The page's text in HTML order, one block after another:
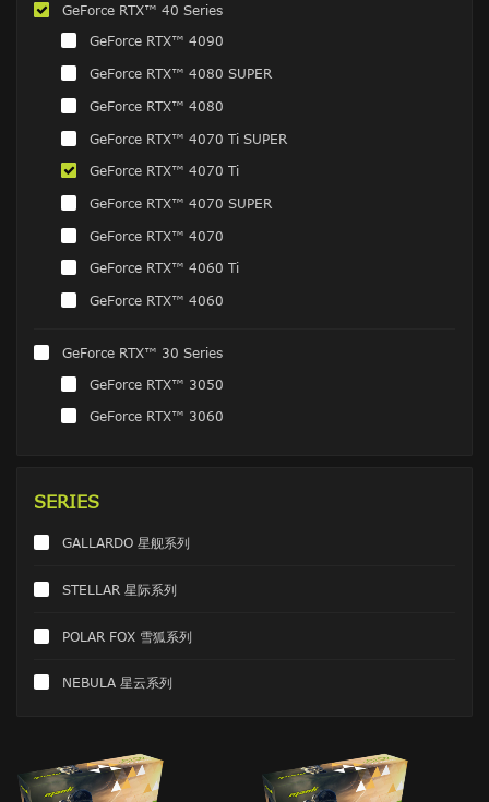
GeForce RTX™ 40 Series
GeForce RTX™ 4090
GeForce RTX™ 4080 SUPER
GeForce RTX™ 4080
GeForce RTX™ 4070 Ti SUPER
GeForce RTX™ 4070 Ti
GeForce RTX™ 4070 SUPER
GeForce RTX™ 4070
GeForce RTX™ 4060 Ti
GeForce RTX™ 4060
GeForce RTX™ 30 Series
GeForce RTX™ 3050
GeForce RTX™ 3060
SERIES
GALLARDO 星舰系列
STELLAR 星际系列
POLAR FOX 雪狐系列
NEBULA 星云系列